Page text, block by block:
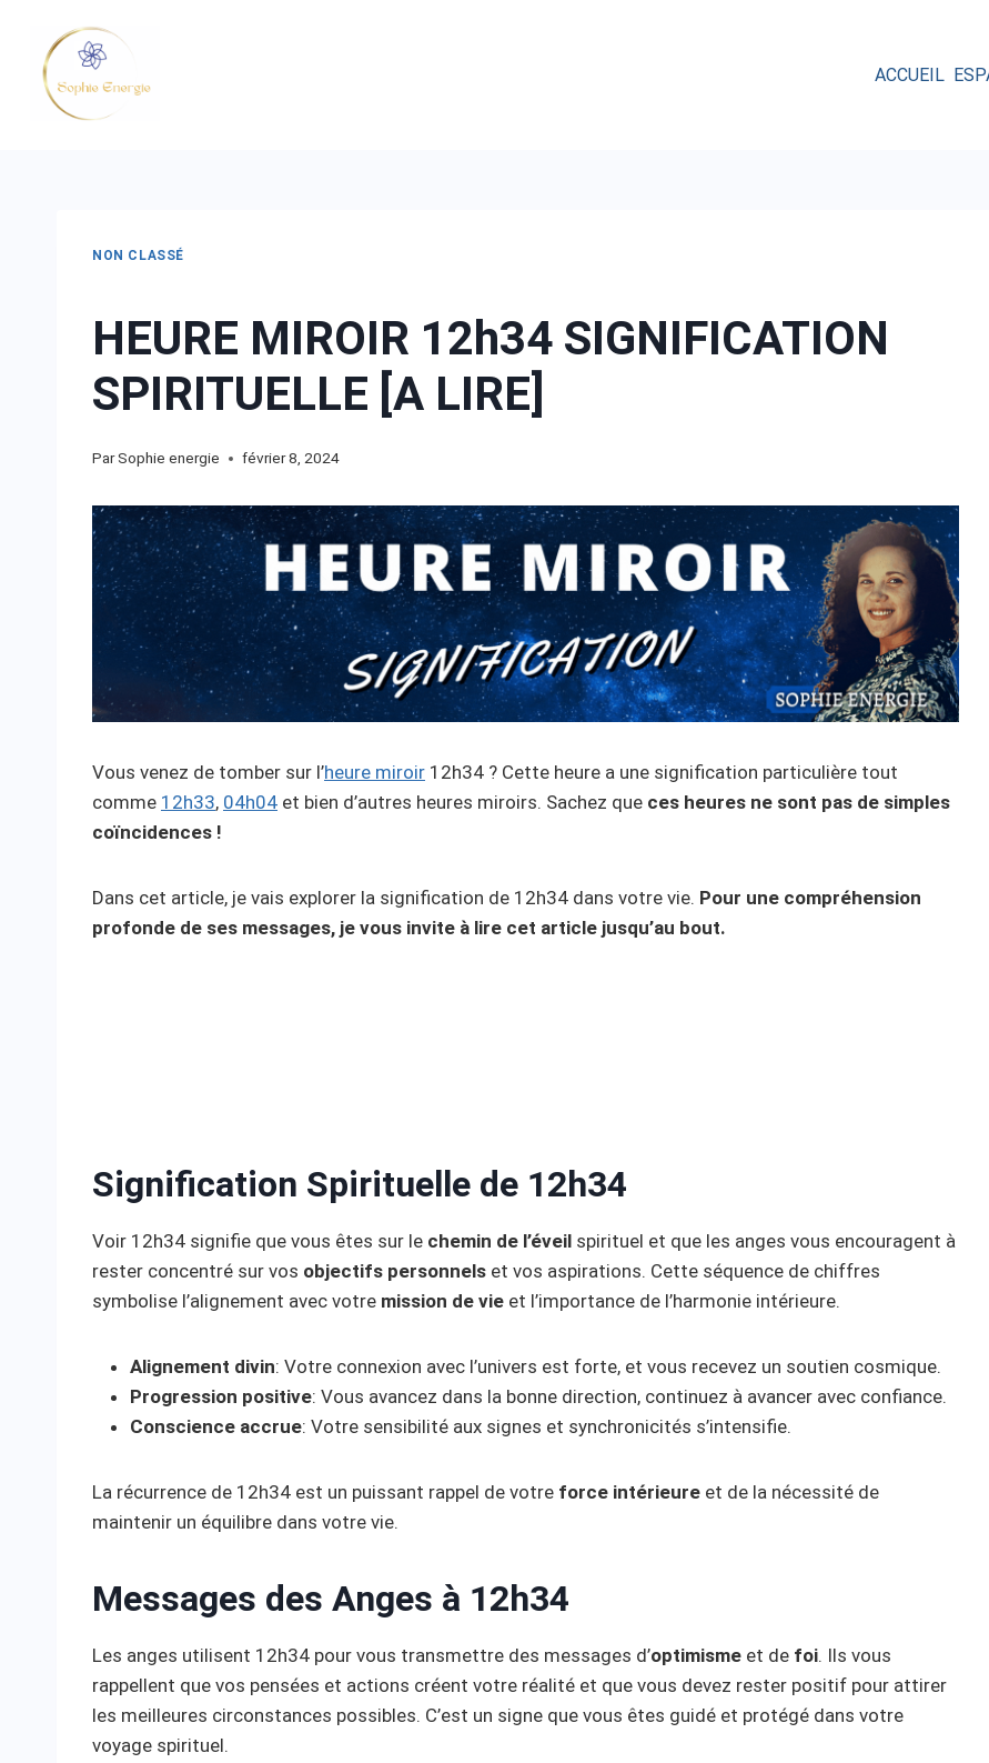
ACCUEIL
NON CLASSÉ
HEURE MIROIR 12h34 SIGNIFICATION
SPIRITUELLE [A LIRE]
ParSophie energie février 8, 2024
Vous venez de tomber sur l’heure miroir 12h34 ? Cette heure a une signification particulière tout
comme 12h33, 04h04 et bien d’autres heures miroirs. Sachez que ces heures ne sont pas de simples
coïncidences !
Dans cet article, je vais explorer la signification de 12h34 dans votre vie. Pour une compréhension
profonde de ses messages, je vous invite à lire cet article jusqu’au bout.
Signification Spirituelle de 12h34
Voir 12h34 signifie que vous êtes sur le chemin de l’éveil spirituel et que les anges vous encouragent à
rester concentré sur vos objectifs personnels et vos aspirations. Cette séquence de chiffres
symbolise l’alignement avec votre mission de vie et l’importance de l’harmonie intérieure.
Alignement divin: Votre connexion avec l’univers est forte, et vous recevez un soutien cosmique.
Progression positive: Vous avancez dans la bonne direction, continuez à avancer avec confiance.
Conscience accrue: Votre sensibilité aux signes et synchronicités s’intensifie.
La récurrence de 12h34 est un puissant rappel de votre force intérieure et de la nécessité de
maintenir un équilibre dans votre vie.
Messages des Anges à 12h34
Les anges utilisent 12h34 pour vous transmettre des messages d’optimisme et de foi. Ils vous
rappellent que vos pensées et actions créent votre réalité et que vous devez rester positif pour attirer
les meilleures circonstances possibles. C’est un signe que vous êtes guidé et protégé dans votre
voyage spirituel.